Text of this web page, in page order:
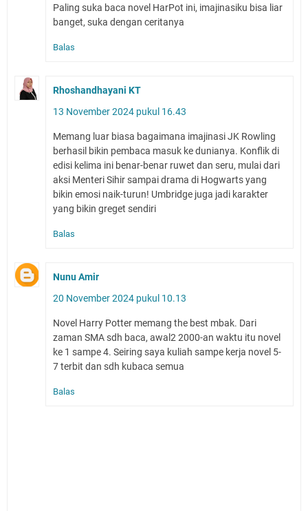
Paling suka baca novel HarPot ini, imajinasiku bisa liar
banget, suka dengan ceritanya
Balas
Rhoshandhayani KT
13 November 2024 pukul 16.43
Memang luar biasa bagaimana imajinasi JK Rowling
berhasil bikin pembaca masuk ke dunianya. Konflik di
edisi kelima ini benar-benar ruwet dan seru, mulai dari
aksi Menteri Sihir sampai drama di Hogwarts yang
bikin emosi naik-turun! Umbridge juga jadi karakter
yang bikin greget sendiri
Balas
Nunu Amir
20 November 2024 pukul 10.13
Novel Harry Potter memang the best mbak. Dari
zaman SMA sdh baca, awal2 2000-an waktu itu novel
ke 1 sampe 4. Seiring saya kuliah sampe kerja novel 5-
7 terbit dan sdh kubaca semua
Balas